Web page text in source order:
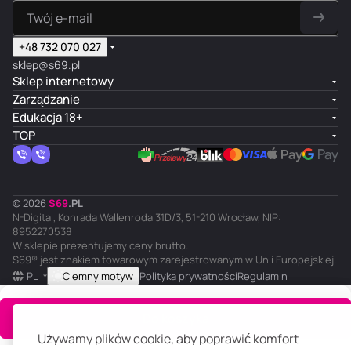
Używamy plików cookie, aby poprawić komfort
+48 732 070 027
sklep@s69.pl
Sklep internetowy
Zarządzanie
Edukacja 18+
TOP
© 2026 S69.PL
N-Digital, Konrada Wallenroda 31D/3, 51-210 Wrocław, NIP:
8952270538
W sklepie prezentujemy ceny brutto.
S69® jest znakiem towarowym zarejestrowanym w Unii Europejskiej.
PL
Ciemny motyw Polityka prywatnościRegulamin